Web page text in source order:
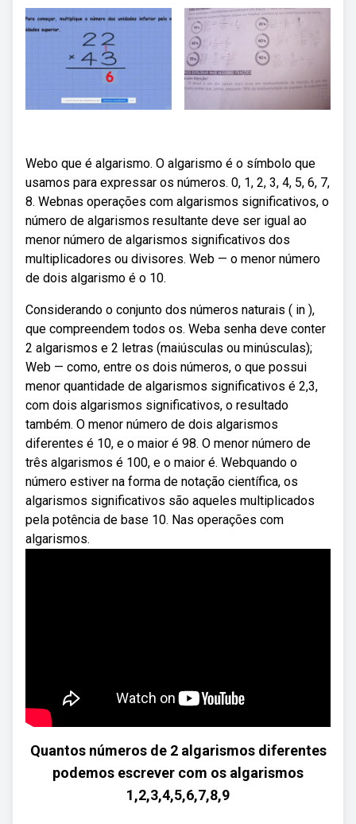
Webo que é algarismo. O algarismo é o símbolo que
usamos para expressar os números. 0, 1, 2, 3, 4, 5, 6, 7,
8. Webnas operações com algarismos significativos, o
número de algarismos resultante deve ser igual ao
menor número de algarismos significativos dos
multiplicadores ou divisores. Web — o menor número
de dois algarismo é o 10.
Considerando o conjunto dos números naturais ( in ),
que compreendem todos os. Weba senha deve conter
2 algarismos e 2 letras (maiúsculas ou minúsculas);
Web — como, entre os dois números, o que possui
menor quantidade de algarismos significativos é 2,3,
com dois algarismos significativos, o resultado
também. O menor número de dois algarismos
diferentes é 10, e o maior é 98. O menor número de
três algarismos é 100, e o maior é. Webquando o
número estiver na forma de notação científica, os
algarismos significativos são aqueles multiplicados
pela potência de base 10. Nas operações com
algarismos.
Quantos números de 2 algarismos diferentes
podemos escrever com os algarismos
1,2,3,4,5,6,7,8,9